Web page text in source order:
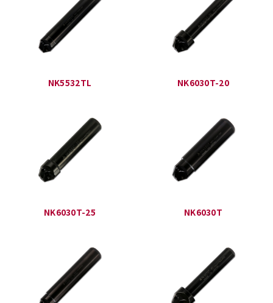
NK5532TL NK6030T-20
NK6030T-25 NK6030T